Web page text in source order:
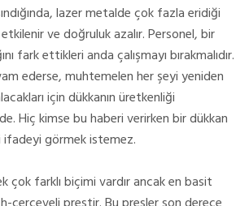
lazer metalde çok fazla eridiği
ve doğruluk azalır. Personel, bir
fark ettikleri anda çalışmayı bırakmalıdır.
ederse, muhtemelen her şeyi yeniden
için dükkanın üretkenliği
Hiç kimse bu haberi verirken bir dükkan
ifadeyi görmek istemez.
çok farklı biçimi vardır ancak en basit